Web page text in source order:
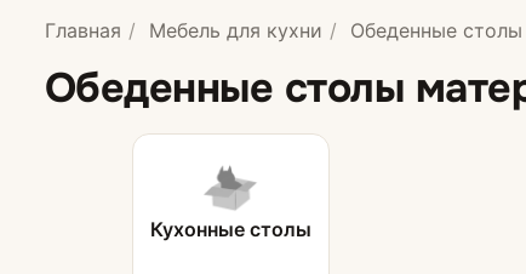
Главная Мебель для кухни Обеденные столы
Обеденные столы
Кухонные столы